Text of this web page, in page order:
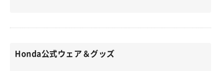
Honda公式ウェア＆グッズ